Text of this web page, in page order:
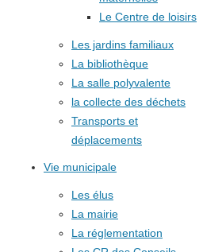
Le Centre de loisirs
Les jardins familiaux
La bibliothèque
La salle polyvalente
la collecte des déchets
Transports et
déplacements
Vie municipale
Les élus
La mairie
La réglementation